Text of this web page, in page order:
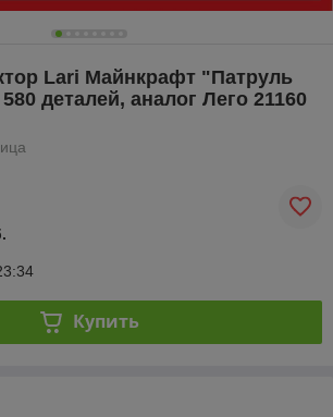
Lari Майнкрафт "Патруль
деталей, аналог Лего 21160
Купить